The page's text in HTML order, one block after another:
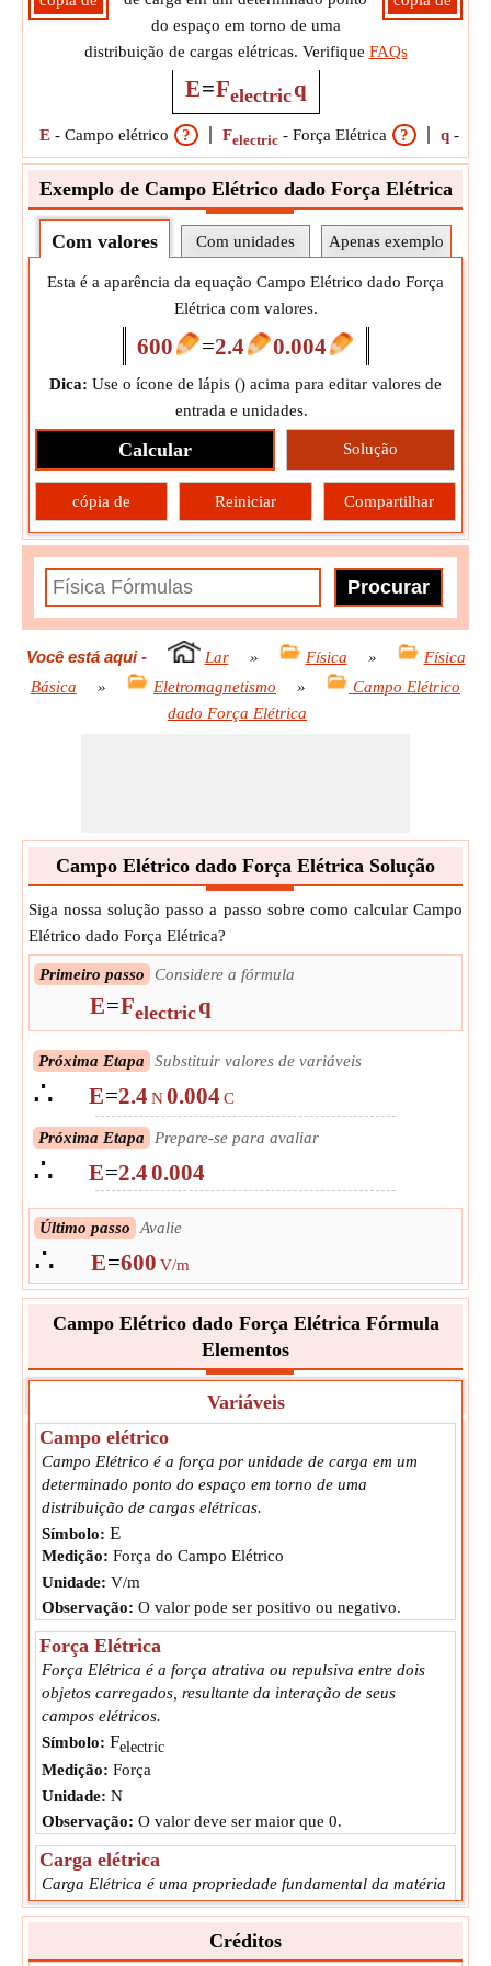
do espaço em torno de uma
distribuição de cargas elétricas. Verifique FAQs
E=Felectricq
E - Campo elétrico ? Felectric - Força Elétrica ? q -
Exemplo de Campo Elétrico dado Força Elétrica
Com valores Com unidades Apenas exemplo
Esta é a aparência da equação Campo Elétrico dado Força
Elétrica com valores.
600 =2.4 0.004
Dica: Use o ícone de lápis () acima para editar valores de
entrada e unidades.
Calcular Solução
cópia de Reiniciar Compartilhar
Você está aqui- Lar » Física »
Física
Básica
» Eletromagnetismo »
Campo Elétrico
dado Força Elétrica
Campo Elétrico dado Força Elétrica Solução
Siga nossa solução passo a passo sobre como calcular Campo
Elétrico dado Força Elétrica?
Primeiro passo Considere a fórmula
E=Felectricq
Próxima Etapa Substituir valores de variáveis
∴ E=2.4N0.004C
Próxima Etapa Prepare-se para avaliar
∴ E=2.40.004
Último passo Avalie
∴ E=600 V/m
Campo Elétrico dado Força Elétrica Fórmula
Elementos
Variáveis
Campo elétrico
Campo Elétrico é a força por unidade de carga em um
determinado ponto do espaço em torno de uma
distribuição de cargas elétricas.
Símbolo: E
Medição: Força do Campo Elétrico
Unidade: V/m
Observação: O valor pode ser positivo ou negativo.
Força Elétrica
Força Elétrica é a força atrativa ou repulsiva entre dois
objetos carregados, resultante da interação de seus
campos elétricos.
Símbolo: Felectric
Medição: Força
Unidade: N
Observação: O valor deve ser maior que 0.
Carga elétrica
Carga Elétrica é uma propriedade fundamental da matéria
que faz com que ela experimente uma força quando
colocada em um campo eletromagnético.
Símbolo: q
Créditos